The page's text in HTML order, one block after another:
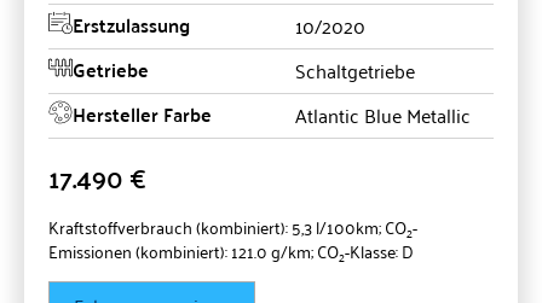
Erstzulassung 10/2020
Getriebe Schaltgetriebe
Hersteller Farbe Atlantic Blue Metallic
17.490 €
Kraftstoffverbrauch (kombiniert):5,3 l/100km;CO2-
Emissionen (kombiniert):121.0 g/km;CO2-Klasse:D